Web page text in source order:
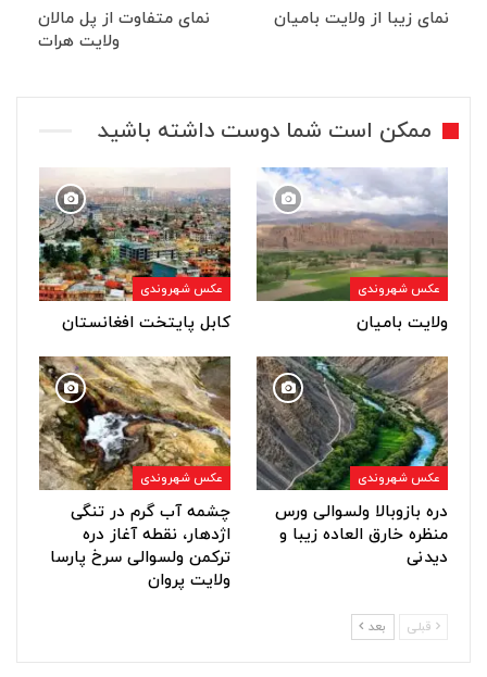
نمای زیبا از ولایت بامیان
نمای متفاوت از پل مالان
ولایت هرات
ممکن است شما دوست داشته باشید
عکس شهروندی
ولایت بامیان
عکس شهروندی
کابل پایتخت افغانستان
عکس شهروندی
دره بازوبالا ولسوالی ورس
منظره خارق العاده زیبا و
دیدنی
عکس شهروندی
چشمه آب گرم در تنگی
اژدهار، نقطه آغاز دره
ترکمن ولسوالی سرخ پارسا
ولایت پروان
قبلی بعد